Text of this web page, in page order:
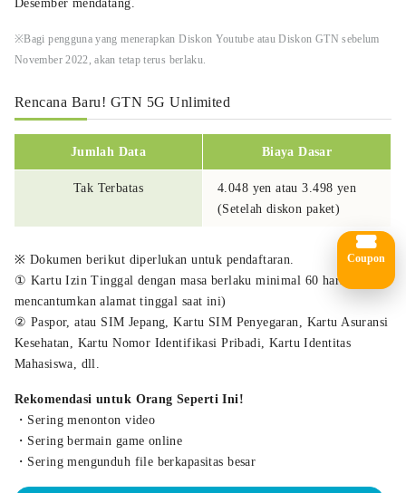
Desember mendatang.
※Bagi pengguna yang menerapkan Diskon Youtube atau Diskon GTN sebelum
November 2022, akan tetap terus berlaku.
Rencana Baru! GTN 5G Unlimited
Jumlah Data Biaya Dasar
Tak Terbatas
4.048 yen atau 3.498 yen
(Setelah diskon paket)
※ Dokumen berikut diperlukan untuk pendaftaran.
① Kartu Izin Tinggal dengan masa berlaku minimal 60 hari (harus
mencantumkan alamat tinggal saat ini)
② Paspor, atau SIM Jepang, Kartu SIM Penyegaran, Kartu Asuransi
Kesehatan, Kartu Nomor Identifikasi Pribadi, Kartu Identitas
Mahasiswa, dll.
Rekomendasi untuk Orang Seperti Ini!
・Sering menonton video
・Sering bermain game online
・Sering mengunduh file berkapasitas besar
Coupon